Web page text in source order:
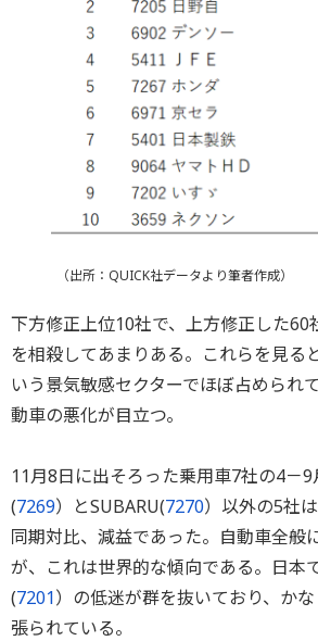
（出所：QUICK社データより筆者作成）
下方修正上位10社で、上方修正した60
を相殺してあまりある。これらを見る
いう景気敏感セクターでほぼ占められ
動車の悪化が目立つ。
11月8日に出そろった乗用車7社の4－
(7269）とSUBARU(7270）以外の5社
同期対比、減益であった。自動車全般
が、これは世界的な傾向である。日本
(7201）の低迷が群を抜いており、か
張られている。